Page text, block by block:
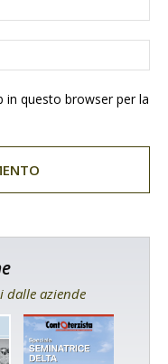
in questo browser per la
dalle aziende